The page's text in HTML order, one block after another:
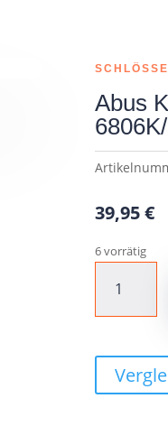
Abus
39,95€
6 vorrätig
Kettenschloss
CATENA
black
Menge